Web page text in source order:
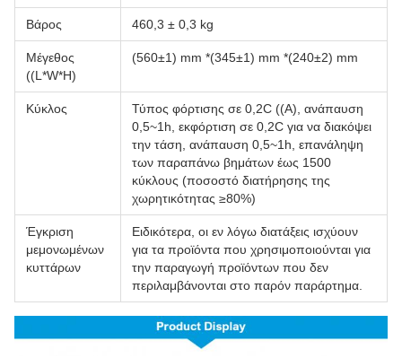
Βάρος 460,3 ± 0,3 kg
Μέγεθος
((L*W*H)
(560±1) mm *(345±1) mm *(240±2) mm
Κύκλος
Τύπος φόρτισης σε 0,2C ((A), ανάπαυση
0,5~1h, εκφόρτιση σε 0,2C για να διακόψει
την τάση, ανάπαυση 0,5~1h, επανάληψη
των παραπάνω βημάτων έως 1500
κύκλους (ποσοστό διατήρησης της
χωρητικότητας ≥80%)
Έγκριση
μεμονωμένων
κυττάρων
Ειδικότερα, οι εν λόγω διατάξεις ισχύουν
για τα προϊόντα που χρησιμοποιούνται για
την παραγωγή προϊόντων που δεν
περιλαμβάνονται στο παρόν παράρτημα.